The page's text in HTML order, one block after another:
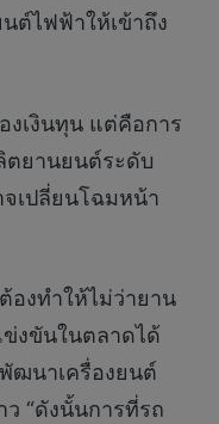
ต์ไฟฟ้าให้เข้าถึง
งเงินทุน แต่คือการ
ตยานยนต์ระดับ
เปลี่ยนโฉมหน้า
องทำให้ไม่ว่ายาน
งขันในตลาดได้
ฒนาเครื่องยนต์
“ดังนั้นการที่รถ